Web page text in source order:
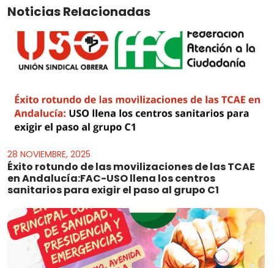
Noticias Relacionadas
28 NOVIEMBRE, 2025
Éxito rotundo de las movilizaciones de las TCAE
en Andalucía:FAC-USO llena los centros
sanitarios para exigir el paso al grupo C1